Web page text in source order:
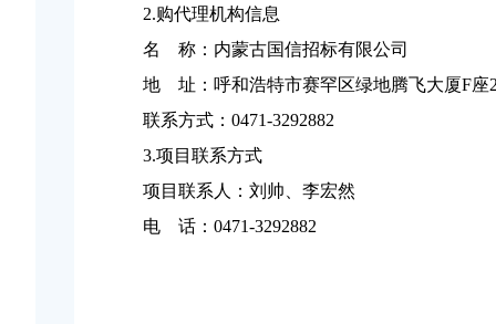
2.购代理机构信息
名
称：内蒙古国信招标有限公司
地
址：呼和浩特市赛罕区绿地腾飞大厦F座
联系方式： 0471-3292882
3.项目联系方式
项目联系人：刘帅、李宏然
电
话： 0471-3292882